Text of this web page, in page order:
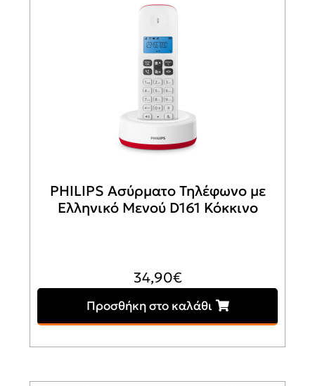
PHILIPS Ασύρματο Τηλέφωνο με
Ελληνικό Μενού D161 Κόκκινο
34,90€
Προσθήκη στο καλάθι